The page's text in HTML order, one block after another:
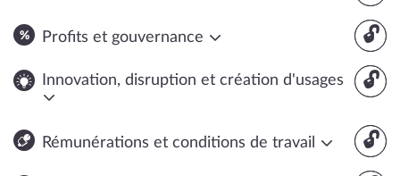
🔓
Profits et gouvernance
🔓
Innovation, disruption et création d'usages
🔓
Rémunérations et conditions de travail